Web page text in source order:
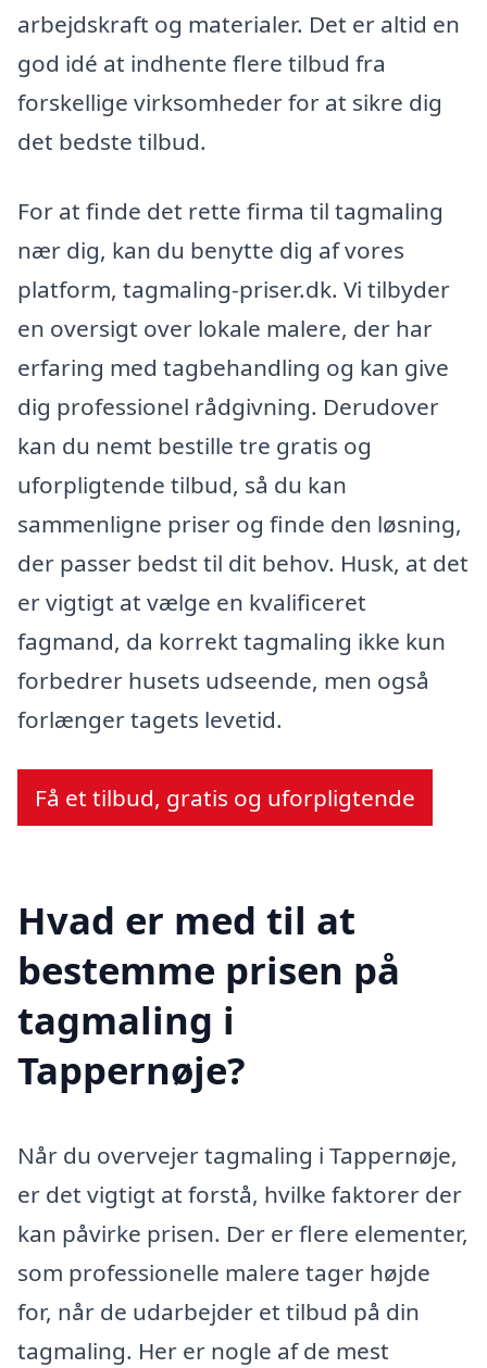
arbejdskraft og materialer. Det er altid en
god idé at indhente flere tilbud fra
forskellige virksomheder for at sikre dig
det bedste tilbud.
For at finde det rette firma til tagmaling
nær dig, kan du benytte dig af vores
platform, tagmaling-priser.dk. Vi tilbyder
en oversigt over lokale malere, der har
erfaring med tagbehandling og kan give
dig professionel rådgivning. Derudover
kan du nemt bestille tre gratis og
uforpligtende tilbud, så du kan
sammenligne priser og finde den løsning,
der passer bedst til dit behov. Husk, at det
er vigtigt at vælge en kvalificeret
fagmand, da korrekt tagmaling ikke kun
forbedrer husets udseende, men også
forlænger tagets levetid.
Få et tilbud, gratis og uforpligtende
Hvad er med til at
bestemme prisen på
tagmaling i
Tappernøje?
Når du overvejer tagmaling i Tappernøje,
er det vigtigt at forstå, hvilke faktorer der
kan påvirke prisen. Der er flere elementer,
som professionelle malere tager højde
for, når de udarbejder et tilbud på din
tagmaling. Her er nogle af de mest